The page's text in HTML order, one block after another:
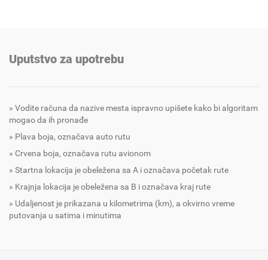
Uputstvo za upotrebu
Vodite računa da nazive mesta ispravno upišete kako bi algoritam
mogao da ih pronađe
Plava boja, označava auto rutu
Crvena boja, označava rutu avionom
Startna lokacija je obeležena sa A i označava početak rute
Krajnja lokacija je obeležena sa B i označava kraj rute
Udaljenost je prikazana u kilometrima (km), a okvirno vreme
putovanja u satima i minutima